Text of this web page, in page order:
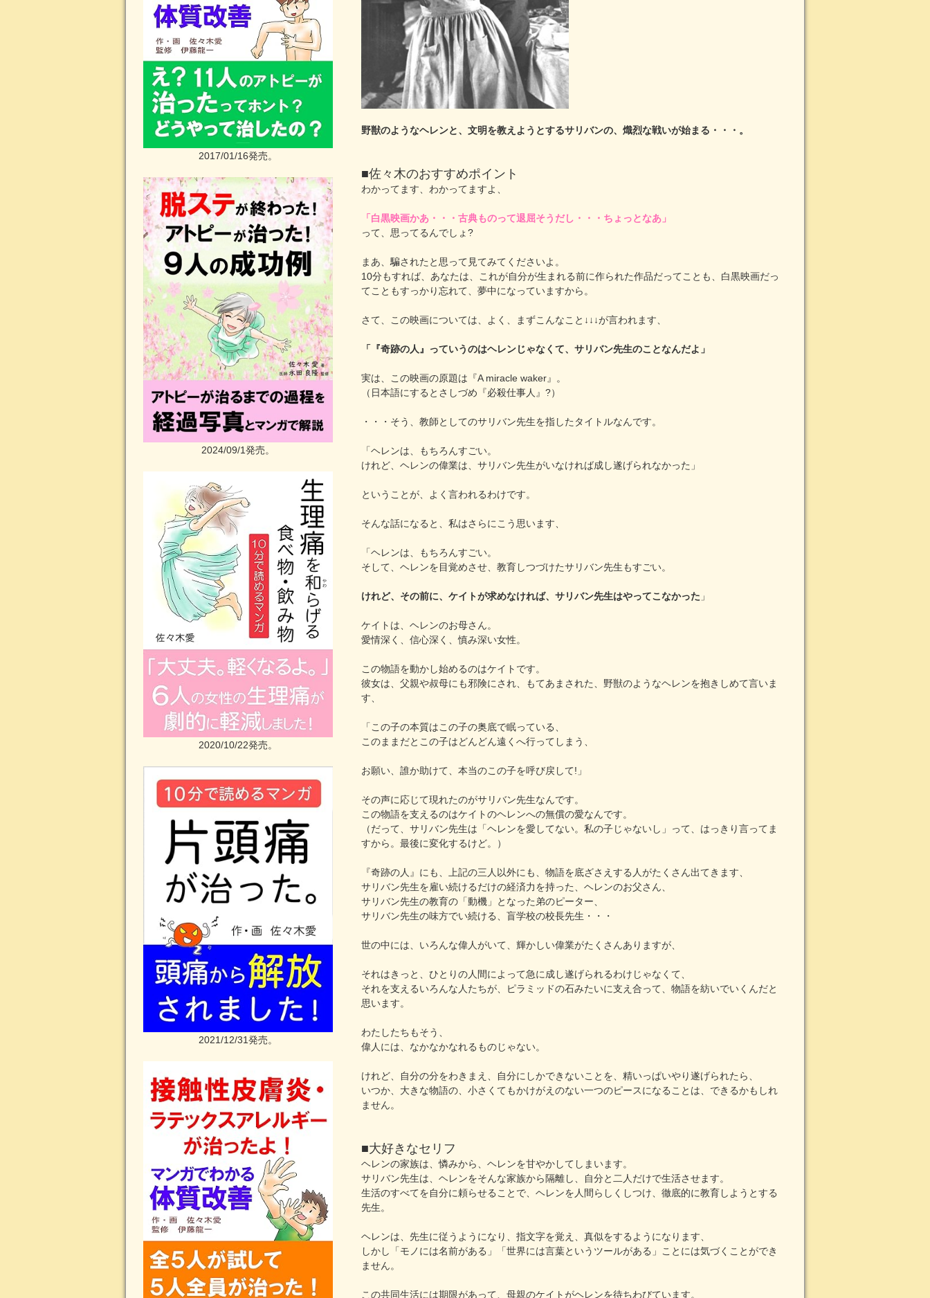
野獣のようなヘレンと、文明を教えようとするサリバンの、熾烈な戦いが始まる・・・。
■佐々木のおすすめポイント
わかってます、わかってますよ、
「白黒映画かあ・・・古典ものって退屈そうだし・・・ちょっとなあ」
って、思ってるんでしょ?
まあ、騙されたと思って見てみてくださいよ。
10分もすれば、あなたは、これが自分が生まれる前に作られた作品だってことも、白黒映画だっ
てこともすっかり忘れて、夢中になっていますから。
さて、この映画については、よく、まずこんなこと↓↓↓が言われます、
「『奇跡の人』っていうのはヘレンじゃなくて、サリバン先生のことなんだよ」
実は、この映画の原題は『A miracle waker』。
（日本語にするとさしづめ『必殺仕事人』?）
・・・そう、教師としてのサリバン先生を指したタイトルなんです。
「ヘレンは、もちろんすごい。
けれど、ヘレンの偉業は、サリバン先生がいなければ成し遂げられなかった」
ということが、よく言われるわけです。
そんな話になると、私はさらにこう思います、
「ヘレンは、もちろんすごい。
そして、ヘレンを目覚めさせ、教育しつづけたサリバン先生もすごい。
けれど、その前に、ケイトが求めなければ、サリバン先生はやってこなかった 」
ケイトは、ヘレンのお母さん。
愛情深く、信心深く、慎み深い女性。
この物語を動かし始めるのはケイトです。
彼女は、父親や叔母にも邪険にされ、もてあまされた、野獣のようなヘレンを抱きしめて言いま
す、
「この子の本質はこの子の奥底で眠っている、
このままだとこの子はどんどん遠くへ行ってしまう、
お願い、誰か助けて、本当のこの子を呼び戻して!」
その声に応じて現れたのがサリバン先生なんです。
この物語を支えるのはケイトのヘレンへの無償の愛なんです。
（だって、サリバン先生は「ヘレンを愛してない。私の子じゃないし」って、はっきり言ってま
すから。最後に変化するけど。）
『奇跡の人』にも、上記の三人以外にも、物語を底ざさえする人がたくさん出てきます、
サリバン先生を雇い続けるだけの経済力を持った、ヘレンのお父さん、
サリバン先生の教育の「動機」となった弟のピーター、
サリバン先生の味方でい続ける、盲学校の校長先生・・・
世の中には、いろんな偉人がいて、輝かしい偉業がたくさんありますが、
それはきっと、ひとりの人間によって急に成し遂げられるわけじゃなくて、
それを支えるいろんな人たちが、ピラミッドの石みたいに支え合って、物語を紡いでいくんだと
思います。
わたしたちもそう、
偉人には、なかなかなれるものじゃない。
けれど、自分の分をわきまえ、自分にしかできないことを、精いっぱいやり遂げられたら、
いつか、大きな物語の、小さくてもかけがえのない一つのピースになることは、できるかもしれ
ません。
■大好きなセリフ
ヘレンの家族は、憐みから、ヘレンを甘やかしてしまいます。
サリバン先生は、ヘレンをそんな家族から隔離し、自分と二人だけで生活させます。
生活のすべてを自分に頼らせることで、ヘレンを人間らしくしつけ、徹底的に教育しようとする
先生。
ヘレンは、先生に従うようになり、指文字を覚え、真似をするようになります、
しかし「モノには名前がある」「世界には言葉というツールがある」ことには気づくことができ
ません。
この共同生活には期限があって、母親のケイトがヘレンを待ちわびています。
2017/01/16発売。
2024/09/1発売。
2020/10/22発売。
2021/12/31発売。